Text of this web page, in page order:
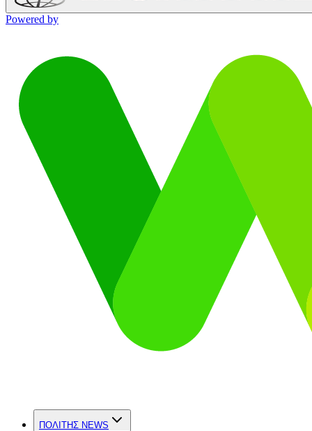
Powered by
ΠΟΛΙΤΗΣ NEWS